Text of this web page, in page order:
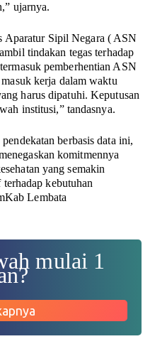
ujarnya.
Aparatur Sipil Negara ( ASN
tindakan tegas terhadap
pemberhentian ASN
kerja dalam waktu
harus dipatuhi. Keputusan
institusi,” tandasnya.
berbasis data ini,
komitmennya
yang semakin
kebutuhan
Lembata
mulai 1